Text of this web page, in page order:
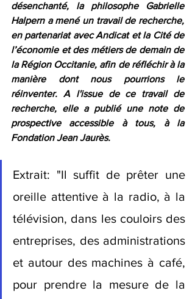
désenchanté, la philosophe Gabrielle
Halpern a mené un travail de recherche,
en partenariat avec Andicat et la Cité de
l’économie et des métiers de demain de
la Région Occitanie, afin de réfléchir à la
manière dont nous pourrions le
réinventer. A l'issue de ce travail de
recherche, elle a publié une note de
prospective accessible à tous, à la
Fondation Jean Jaurès.
Extrait: "Il suffit de prêter une
oreille attentive à la radio, à la
télévision, dans les couloirs des
entreprises, des administrations
et autour des machines à café,
pour prendre la mesure de la